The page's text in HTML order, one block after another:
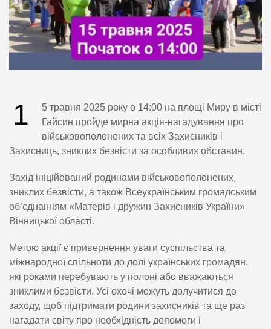
1
5 травня 2025 року о 14:00 на площі Миру в місті
Гайсин пройде мирна акція-нагадування про
військовополонених та всіх Захисників і
Захисниць, зниклих безвісти за особливих обставин.
Захід ініційований родинами військовополонених,
зниклих безвісти, а також Всеукраїнським громадським
об’єднанням «Матерів і дружин Захисників України»
Вінницької області.
Метою акції є привернення уваги суспільства та
міжнародної спільноти до долі українських громадян,
які роками перебувають у полоні або вважаються
зниклими безвісти. Усі охочі можуть долучитися до
заходу, щоб підтримати родини захисників та ще раз
нагадати світу про необхідність допомоги і